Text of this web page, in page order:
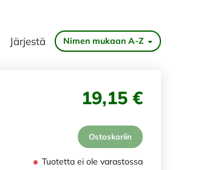
Järjestä Nimen mukaan A-Z
19,15 €
Ostoskoriin
Tuotetta ei ole varastossa